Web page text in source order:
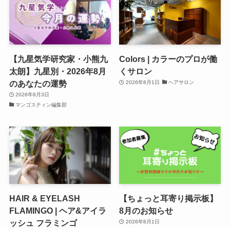
【九星気学研究家・小熊九
太朗】九星別・2026年8月
のあなたの運勢
2026年8月3日
マンゴスティン編集部
Colors | カラーのプロが働
くサロン
2026年8月1日 ヘアサロン
HAIR & EYELASH
FLAMINGO | ヘア&アイラ
ッシュ フラミンゴ
【ちょっと耳寄り掲示板】
8月のお知らせ
2026年8月1日